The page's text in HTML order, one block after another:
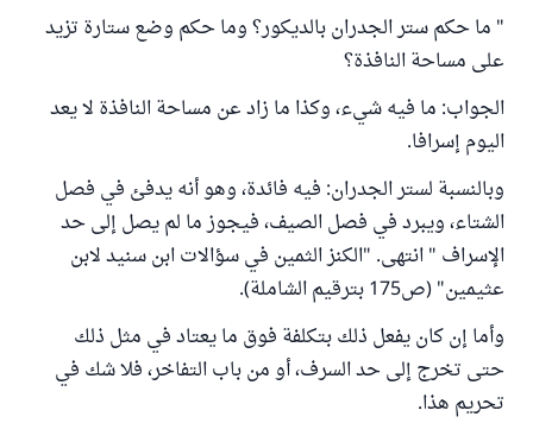
"‌‌ ما حكم ‌ستر ‌الجدران بالديكور؟ وما حكم وضع ستارة تزيد
على مساحة النافذة؟
الجواب: ما فيه شيء، وكذا ما زاد عن مساحة النافذة لا يعد
اليوم إسرافا.
وبالنسبة لستر الجدران: فيه فائدة، وهو أنه يدفئ في فصل
الشتاء، ويبرد في فصل الصيف، فيجوز ما لم يصل إلى حد
الإسراف " انتهى. "الكنز الثمين في سؤالات ابن سنيد لابن
عثيمين" (ص175 بترقيم الشاملة).
وأما إن كان يفعل ذلك بتكلفة فوق ما يعتاد في مثل ذلك
حتى تخرج إلى حد السرف، أو من باب التفاخر، فلا شك في
تحريم هذا.